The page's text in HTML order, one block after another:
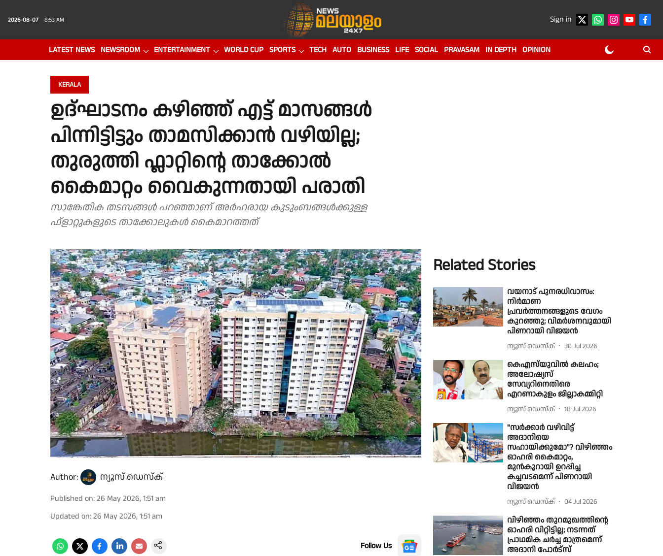
2026-08-07 8:53 AM Sign in
LATEST NEWS NEWSROOM ENTERTAINMENT WORLD CUP SPORTS TECH AUTO BUSINESS LIFE SOCIAL PRAVASAM IN DEPTH OPINION
KERALA
ഉദ്ഘാടനം കഴിഞ്ഞ് എട്ട് മാസങ്ങൾ
പിന്നിട്ടിട്ടും താമസിക്കാൻ വഴിയില്ല;
തുരുത്തി ഫ്ലാറ്റിന്റെ താക്കോൽ
കൈമാറ്റം വൈകുന്നതായി പരാതി
സാങ്കേതിക തടസങ്ങൾ പറഞ്ഞാണ് അർഹരായ കുടുംബങ്ങൾക്കുള്ള
ഫ്ളാറ്റുകളുടെ താക്കോലുകൾ കൈമാറത്തത്
Author: ന്യൂസ് ഡെസ്ക്
Published on:26 May 2026, 1:51 am
Updated on:26 May 2026, 1:51 am
Follow Us
Related Stories
വയനാട് പുനരധിവാസം:
നിർമാണ
പ്രവർത്തനങ്ങളുടെ വേഗം
കുറഞ്ഞു; വിമർശനവുമായി
പിണറായി വിജയന്‍
ന്യൂസ് ഡെസ്ക് 30 Jul 2026
കെഎസ്‌യുവിൽ കലഹം;
അലോഷ്യസ്
സേവ്യറിനെതിരെ
എറണാകുളം ജില്ലാകമ്മിറ്റി
ന്യൂസ് ഡെസ്ക് 18 Jul 2026
"സർക്കാർ വഴിവിട്ട്
അദാനിയെ
സഹായിക്കുമോ"? വിഴിഞ്ഞം
ഓഹരി കൈമാറ്റം,
മുൻകൂറായി ഉറപ്പിച്ച
കച്ചവടമെന്ന് പിണറായി
വിജയൻ
ന്യൂസ് ഡെസ്ക് 04 Jul 2026
വിഴിഞ്ഞം തുറമുഖത്തിന്റെ
ഓഹരി വിറ്റിട്ടില്ല; നടന്നത്
പ്രാഥമിക ചര്‍ച്ച മാത്രമെന്ന്
അദാനി പോര്‍ട്‌സ്